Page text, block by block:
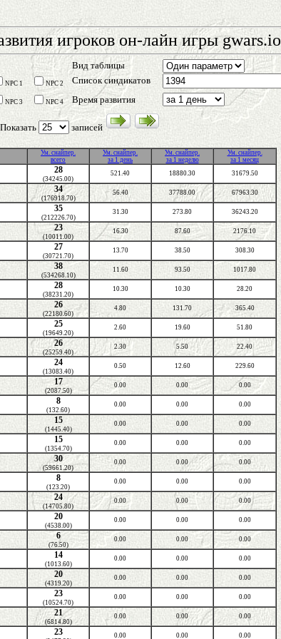
игроков он-лайн игры gwars.io
Вид таблицы
NPC 1 NPC 2
Список синдикатов
NPC 3 NPC 4 Время развития
Показать записей
Ум. снайпер.
всего
Ум. снайпер.
за 1 день
Ум. снайпер.
за 1 неделю
Ум. снайпер.
за 1 месяц
28
(34245.00)
521.40 18880.30 31679.50
34
(176918.70)
56.40 37788.00 67963.30
35
(212226.70)
31.30 273.80 36243.20
23
(10011.00)
16.30 87.60 2176.10
27
(30721.70)
13.70 38.50 308.30
38
(534268.10)
11.60 93.50 1017.80
28
(38231.20)
10.30 10.30 28.20
26
(22180.60)
4.80 131.70 365.40
25
(19649.20)
2.60 19.60 51.80
26
(25259.40)
2.30 5.50 22.40
24
(13083.40)
0.50 12.60 229.60
17
(2087.50)
0.00 0.00 0.00
8
(132.60)
0.00 0.00 0.00
15
(1445.40)
0.00 0.00 0.00
15
(1354.70)
0.00 0.00 0.00
30
(59661.20)
0.00 0.00 0.00
8
(123.20)
0.00 0.00 0.00
24
(14705.80)
0.00 0.00 0.00
20
(4538.00)
0.00 0.00 0.00
6
(76.50)
0.00 0.00 0.00
14
(1013.60)
0.00 0.00 0.00
20
(4319.20)
0.00 0.00 0.00
23
(10524.70)
0.00 0.00 0.00
21
(6814.80)
0.00 0.00 0.00
23 0.00 0.00 0.00